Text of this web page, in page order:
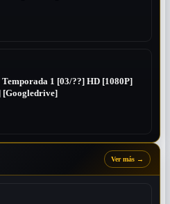
1 [03/??] HD [1080P]
Ver más →